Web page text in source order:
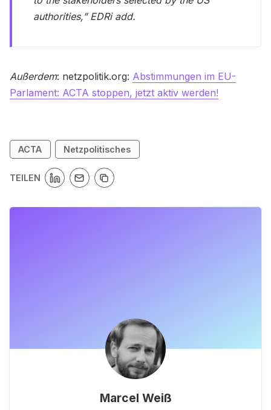
authorities,” EDRi add.
Außerdem: netzpolitik.org: Abstimmungen im EU-
Parlament: ACTA stoppen, jetzt aktiv werden!
ACTA Netzpolitisches
TEILEN
Marcel Weiß